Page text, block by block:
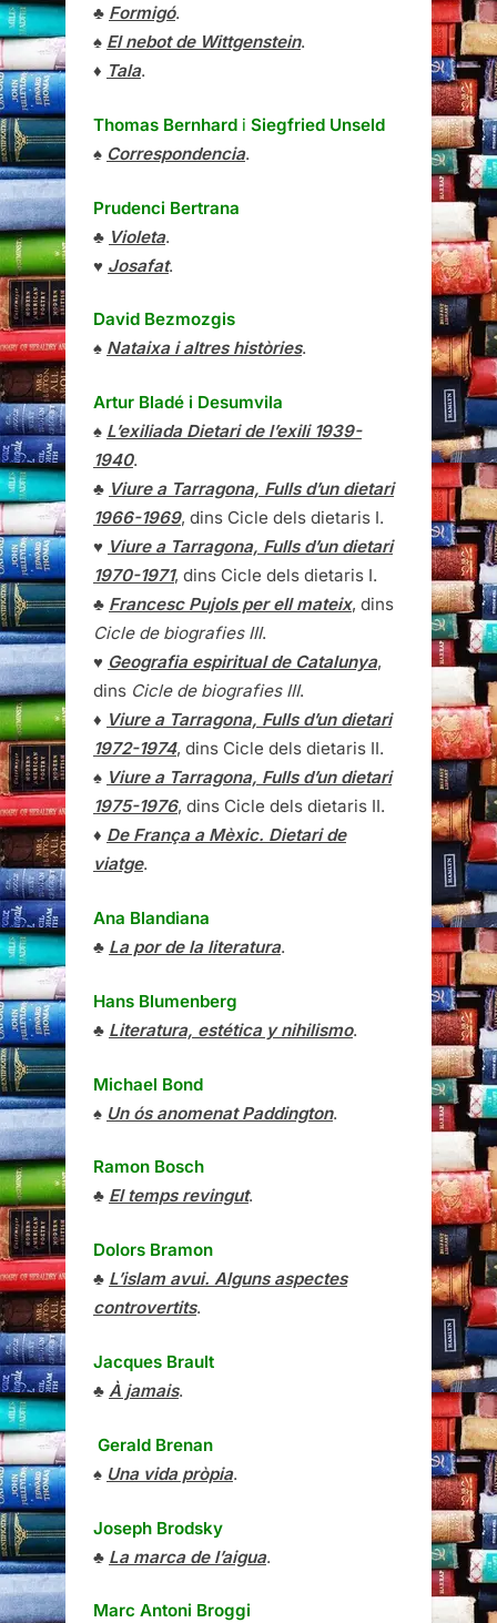
♣ Formigó.
♠ El nebot de Wittgenstein.
♦ Tala.
Thomas Bernhard i Siegfried Unseld
♠ Correspondencia.
Prudenci Bertrana
♣ Violeta.
♥ Josafat.
David Bezmozgis
♠ Nataixa i altres històries.
Artur Bladé i Desumvila
♠ L’exiliada Dietari de l’exili 1939-
1940.
♣ Viure a Tarragona, Fulls d’un dietari
1966-1969, dins Cicle dels dietaris I.
♥ Viure a Tarragona, Fulls d’un dietari
1970-1971, dins Cicle dels dietaris I.
♣ Francesc Pujols per ell mateix, dins
Cicle de biografies III.
♥ Geografia espiritual de Catalunya,
dins Cicle de biografies III.
♦ Viure a Tarragona, Fulls d’un dietari
1972-1974, dins Cicle dels dietaris II.
♠ Viure a Tarragona, Fulls d’un dietari
1975-1976, dins Cicle dels dietaris II.
♦ De França a Mèxic. Dietari de
viatge.
Ana Blandiana
♣ La por de la literatura.
Hans Blumenberg
♣ Literatura, estética y nihilismo.
Michael Bond
♠ Un ós anomenat Paddington.
Ramon Bosch
♣ El temps revingut.
Dolors Bramon
♣ L’islam avui. Alguns aspectes
controvertits.
Jacques Brault
♣ À jamais.
Gerald Brenan
♠ Una vida pròpia.
Joseph Brodsky
♣ La marca de l’aigua.
Marc Antoni Broggi